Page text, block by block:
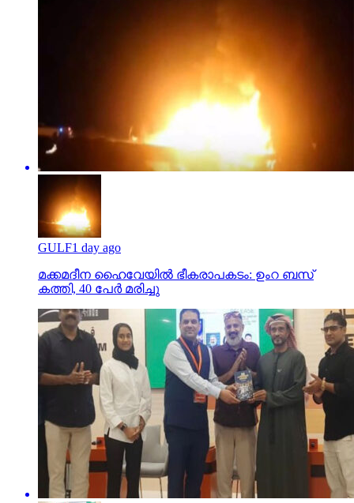
GULF1 day ago
മക്കമദീന ഹൈവേയില്‍ ഭീകരാപകടം: ഉംറ ബസ്
കത്തി, 40 പേര്‍ മരിച്ചു